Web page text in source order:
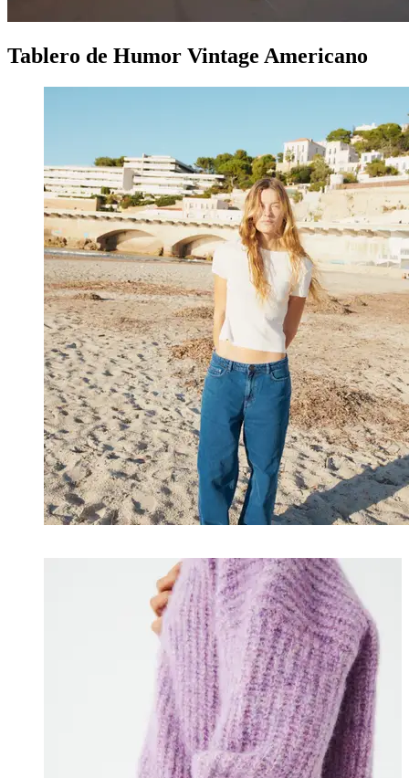
Tablero de Humor Vintage Americano